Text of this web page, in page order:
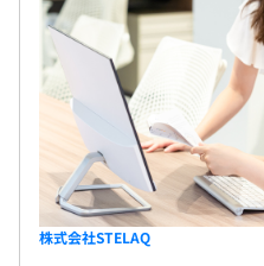
株式会社STELAQ